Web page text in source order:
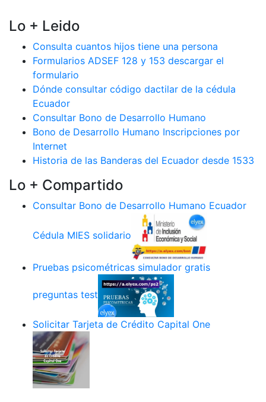
Lo + Leido
Consulta cuantos hijos tiene una persona
Formularios ADSEF 128 y 153 descargar el
formulario
Dónde consultar código dactilar de la cédula
Ecuador
Consultar Bono de Desarrollo Humano
Bono de Desarrollo Humano Inscripciones por
Internet
Historia de las Banderas del Ecuador desde 1533
Lo + Compartido
Consultar Bono de Desarrollo Humano Ecuador
Cédula MIES solidario
Pruebas psicométricas simulador gratis
preguntas test
Solicitar Tarjeta de Crédito Capital One